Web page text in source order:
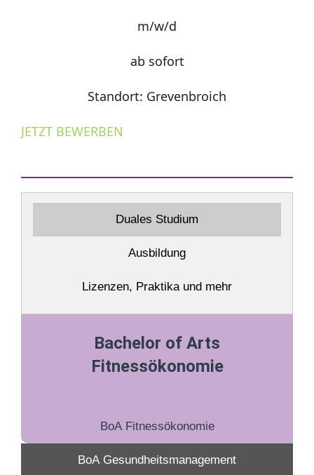
m/w/d
ab sofort
Standort: Grevenbroich
JETZT BEWERBEN
Duales Studium
Ausbildung
Lizenzen, Praktika und mehr
Bachelor of Arts
Fitnessökonomie
BoA Fitnessökonomie
BoA Gesundheitsmanagement